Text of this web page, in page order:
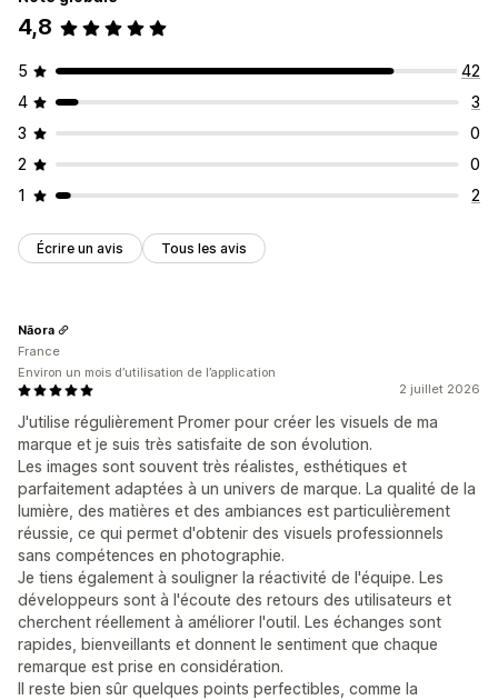
4,8
5
42
4
3
3
0
2
0
1
2
Écrire un avis Tous les avis
2 juillet 2026
J'utilise régulièrement Promer pour créer les visuels de ma
marque et je suis très satisfaite de son évolution.
Les images sont souvent très réalistes, esthétiques et
parfaitement adaptées à un univers de marque. La qualité de la
lumière, des matières et des ambiances est particulièrement
réussie, ce qui permet d'obtenir des visuels professionnels
sans compétences en photographie.
Je tiens également à souligner la réactivité de l'équipe. Les
développeurs sont à l'écoute des retours des utilisateurs et
cherchent réellement à améliorer l'outil. Les échanges sont
rapides, bienveillants et donnent le sentiment que chaque
remarque est prise en considération.
Il reste bien sûr quelques points perfectibles, comme la
Nāora
France
Environ un mois d’utilisation de l’application